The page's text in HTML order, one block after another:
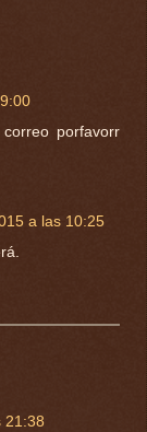
porfavorr
a las 10:25
21:38